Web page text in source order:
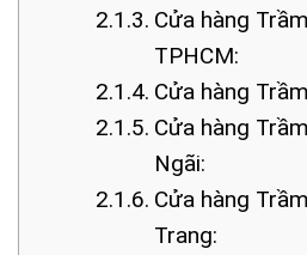
Cửa hàng
TPHCM:
Cửa hàng
Cửa hàng
Ngãi:
Cửa hàng
Trang: